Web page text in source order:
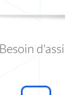
Besoin